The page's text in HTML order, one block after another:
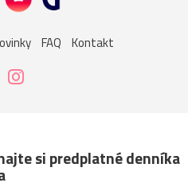
FAQ Kontakt
si predplatné denníka